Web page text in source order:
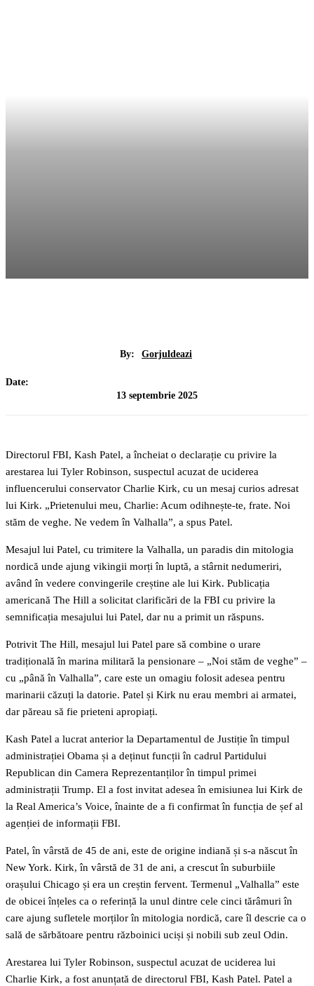
By: Gorjuldeazi
Date:
13 septembrie 2025
Directorul FBI, Kash Patel, a încheiat o declarație cu privire la
arestarea lui Tyler Robinson, suspectul acuzat de uciderea
influencerului conservator Charlie Kirk, cu un mesaj curios adresat
lui Kirk. „Prietenului meu, Charlie: Acum odihnește-te, frate. Noi
stăm de veghe. Ne vedem în Valhalla”, a spus Patel.
Mesajul lui Patel, cu trimitere la Valhalla, un paradis din mitologia
nordică unde ajung vikingii morți în luptă, a stârnit nedumeriri,
având în vedere convingerile creștine ale lui Kirk. Publicația
americană The Hill a solicitat clarificări de la FBI cu privire la
semnificația mesajului lui Patel, dar nu a primit un răspuns.
Potrivit The Hill, mesajul lui Patel pare să combine o urare
tradițională în marina militară la pensionare – „Noi stăm de veghe” –
cu „până în Valhalla”, care este un omagiu folosit adesea pentru
marinarii căzuți la datorie. Patel și Kirk nu erau membri ai armatei,
dar păreau să fie prieteni apropiați.
Kash Patel a lucrat anterior la Departamentul de Justiție în timpul
administrației Obama și a deținut funcții în cadrul Partidului
Republican din Camera Reprezentanților în timpul primei
administrații Trump. El a fost invitat adesea în emisiunea lui Kirk de
la Real America’s Voice, înainte de a fi confirmat în funcția de șef al
agenției de informații FBI.
Patel, în vârstă de 45 de ani, este de origine indiană și s-a născut în
New York. Kirk, în vârstă de 31 de ani, a crescut în suburbiile
orașului Chicago și era un creștin fervent. Termenul „Valhalla” este
de obicei înțeles ca o referință la unul dintre cele cinci tărâmuri în
care ajung sufletele morților în mitologia nordică, care îl descrie ca o
sală de sărbătoare pentru războinici uciși și nobili sub zeul Odin.
Arestarea lui Tyler Robinson, suspectul acuzat de uciderea lui
Charlie Kirk, a fost anunțată de directorul FBI, Kash Patel. Patel a